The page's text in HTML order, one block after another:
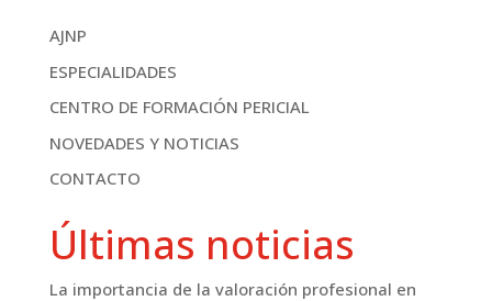
AJNP
ESPECIALIDADES
CENTRO DE FORMACIÓN PERICIAL
NOVEDADES Y NOTICIAS
CONTACTO
Últimas noticias
La importancia de la valoración profesional en